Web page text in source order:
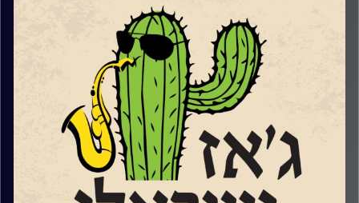
מרכז תרבות פלסטיני־ישראלי, ערבי־יהודי, הפועל בירושלים
ומשמש מרחב משותף לאמנים, לאמניות ולקהלים מגוונים.
והפסטיבל הואפסטיבל SHIFT
שלדברי המארגנים שלו, אינו מבקש לייפות את המציאות, ואינו
מתיימר לפתור אותה. הוא מתחיל מאמונה פשוטה: העתיד
שאנחנו מבקשים אינו דבר שמחכים לו – אלא דבר שיוצרים
שוחחנו עם המנהל האומנותי של הבית, עמנואל ויצטום, עם
המלחין ונגן העוד לואי ח'לייף ועם הדי ג'י "גונדי".
אחרי המשכנו במסורת החדשה שלנו והשמענו מוזיקה חדשה